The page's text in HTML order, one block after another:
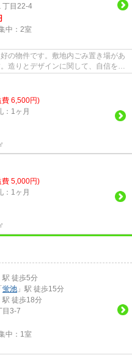
丁目22-4
中： 2室
の物件です。敷地内ごみ置き場があ
造りとデザインに関して、自信をも
費 6,500円)
：1ヶ月
費 5,000円)
：1ヶ月
駅 徒歩5分
蛍池 」駅 徒歩15分
駅 徒歩18分
目3-7
中： 1室